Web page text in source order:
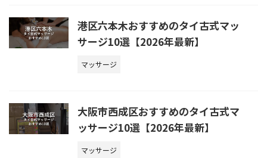
港区六本木おすすめのタイ古式マッ
サージ10選【2026年最新】
マッサージ
大阪市西成区おすすめのタイ古式マ
ッサージ10選【2026年最新】
マッサージ